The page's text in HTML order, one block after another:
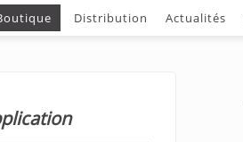
Distribution Actualités